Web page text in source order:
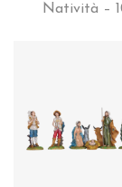
Natività –